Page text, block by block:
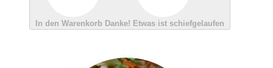
In den Warenkorb Danke! Etwas ist schiefgelaufen